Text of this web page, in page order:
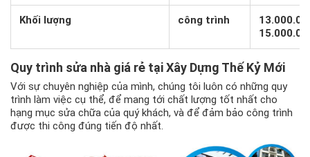
Khối lượng công trình
Quy trình sửa nhà giá rẻ tại Xây Dựng Thế Kỷ Mới
Với sự chuyên nghiệp của mình, chúng tôi luôn có những quy
trình làm việc cụ thể, để mang tới chất lượng tốt nhất cho
hạng mục sửa chữa của quý khách, và để đảm bảo công trình
được thi công đúng tiến độ nhất.